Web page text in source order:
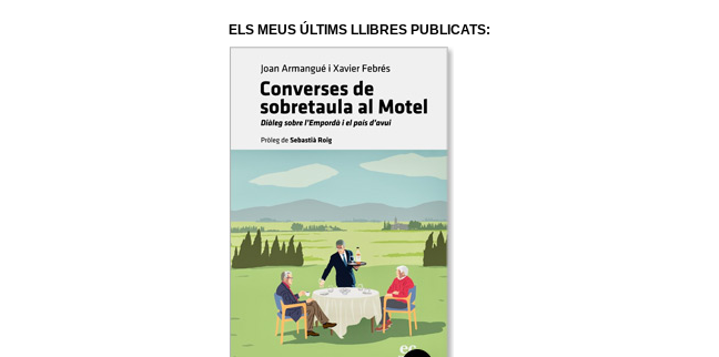
ELS MEUS ÚLTIMS LLIBRES PUBLICATS: